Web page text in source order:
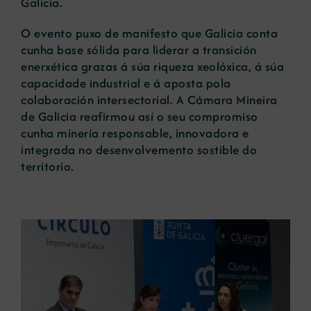
O evento puxo de manifesto que Galicia conta
cunha base sólida para liderar a transición
enerxética grazas á súa riqueza xeolóxica, á súa
capacidade industrial e á aposta pola
colaboración intersectorial. A Cámara Mineira
de Galicia reafirmou así o seu compromiso
cunha minería responsable, innovadora e
integrada no desenvolvemento sostible do
territorio.